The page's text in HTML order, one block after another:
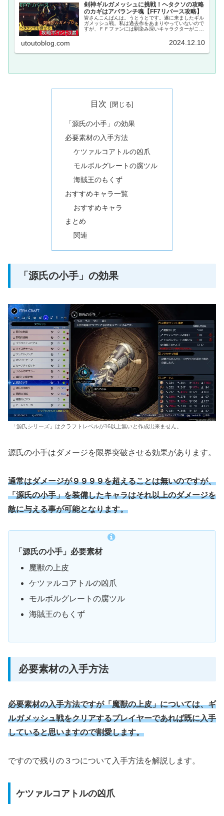
剣神ギルガメッシュに挑戦！ヘタクソの攻略
のカギはアバランチ魂【FF7リバース攻略】
皆さんこんばんは。うとうとです。遂に来ましたギル
ガメッシュ戦。私は過去作をあまりやっていないので
すが、ＦＦファンには馴染み深いキャラクターがこの
してるキャラですが、今回はどんな攻撃をしてくる
utoutoblog.com 2024.12.10
目次
「源氏の小手」の効果
必要素材の入手方法
ケツァルコアトルの凶爪
モルボルグレートの腐ツル
海賊王のもくず
おすすめキャラ一覧
おすすめキャラ
まとめ
関連
「源氏の小手」の効果
「源氏シリーズ」はクラフトレベルが16以上無いと作成出来ません。
源氏の小手はダメージを限界突破させる効果があります。
通常はダメージが９９９９を超えることは無いのですが、
「源氏の小手」を装備したキャラはそれ以上のダメージを
敵に与える事が可能となります。
「源氏の小手」必要素材
魔獣の上皮
ケツァルコアトルの凶爪
モルボルグレートの腐ツル
海賊王のもくず
必要素材の入手方法
必要素材の入手方法ですが「魔獣の上皮」については、ギ
ルガメッシュ戦をクリアするプレイヤーであれば既に入手
していると思いますので割愛します。
ですので残りの３つについて入手方法を解説します。
ケツァルコアトルの凶爪